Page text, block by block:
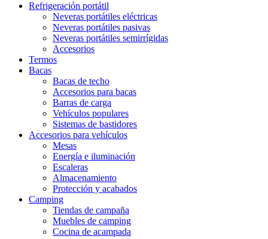
Refrigeración portátil
Neveras portátiles eléctricas
Neveras portátiles pasivas
Neveras portátiles semirrígidas
Accesorios
Termos
Bacas
Bacas de techo
Accesorios para bacas
Barras de carga
Vehículos populares
Sistemas de bastidores
Accesorios para vehículos
Mesas
Energía e iluminación
Escaleras
Almacenamiento
Protección y acabados
Camping
Tiendas de campaña
Muebles de camping
Cocina de acampada